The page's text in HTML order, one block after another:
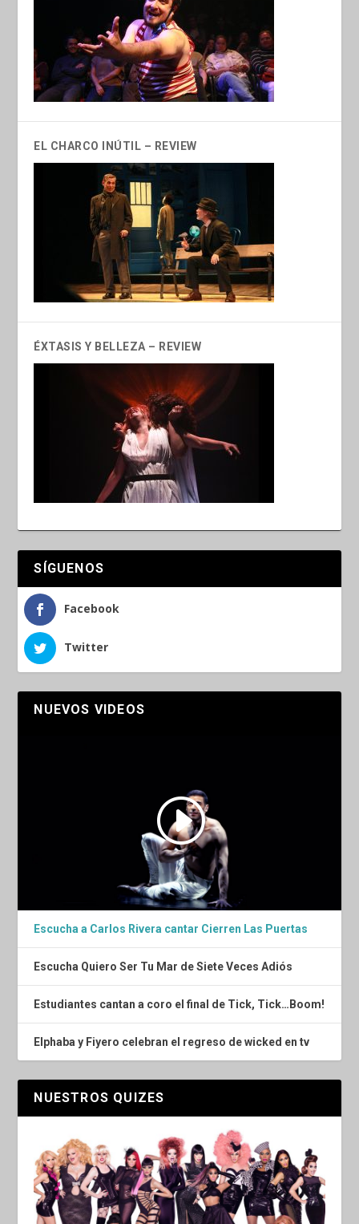
EL CHARCO INÚTIL – REVIEW
ÉXTASIS Y BELLEZA – REVIEW
SÍGUENOS
Facebook
Twitter
NUEVOS VIDEOS
Escucha a Carlos Rivera cantar Cierren Las Puertas
Escucha Quiero Ser Tu Mar de Siete Veces Adiós
Estudiantes cantan a coro el final de Tick, Tick…Boom!
Elphaba y Fiyero celebran el regreso de wicked en tv
NUESTROS QUIZES